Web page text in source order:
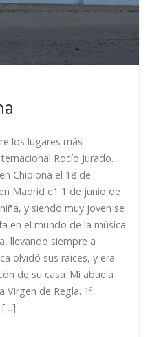
los lugares más
Rocío Jurado.
Chipiona el 18 de
Madrid e1 1 de junio de
y siendo muy joven se
en el mundo de la música.
llevando siempre a
olvidó sus raíces, y era
de su casa ‘Mi abuela
Virgen de Regla. 1ª
[…]